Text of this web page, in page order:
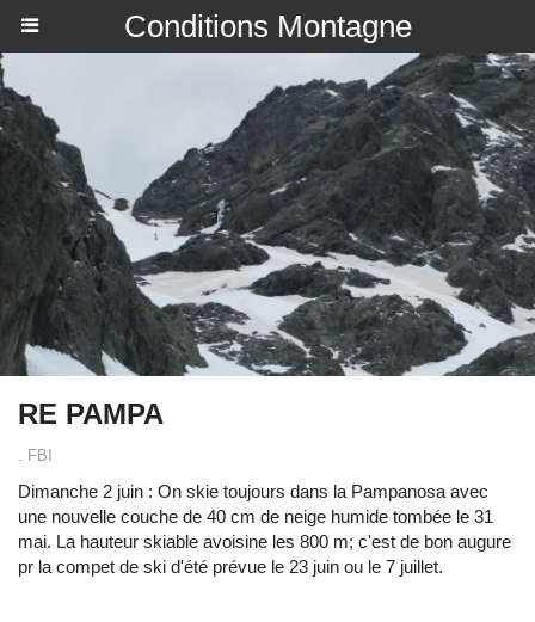
Conditions Montagne
RE PAMPA
. FBI
Dimanche 2 juin : On skie toujours dans la Pampanosa avec
une nouvelle couche de 40 cm de neige humide tombée le 31
mai. La hauteur skiable avoisine les 800 m; c'est de bon augure
pr la compet de ski d'été prévue le 23 juin ou le 7 juillet.